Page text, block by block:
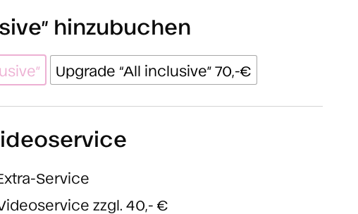
hinzubuchen
Upgrade “All inclusive” 70,-€
Service
zzgl. 40,- €